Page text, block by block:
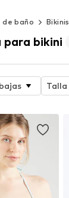
de baño Bikinis
bikini
Talla